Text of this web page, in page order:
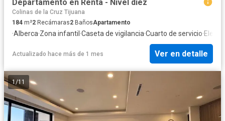
Departamento en Renta - Nivel diez
Colinas de la Cruz Tijuana
184 m²2 Recámaras2 BañosApartamento
·Alberca·Zona infantil ·Caseta de vigilancia·Cuarto de servicio·
Actualizado hace más de 1 mes Ver en detalle
1/11